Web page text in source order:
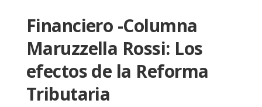
Financiero -Columna
Maruzzella Rossi: Los
efectos de la Reforma
Tributaria